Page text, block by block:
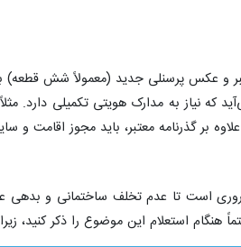
و عکس پرسنلی جدید (معمولاً شش قطعه)
به مدارک هویتی تکمیلی دارد. مثلاً
بر گذرنامه معتبر، باید مجوز اقامت و
است تا عدم تخلف ساختمانی و بدهی
هنگام استعلام این موضوع را ذکر کنید،